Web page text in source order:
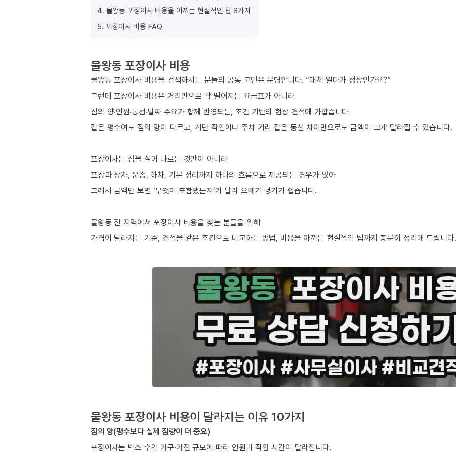
4. 물왕동 포장이사 비용을 아끼는 현실적인 팁 8가지
5. 포장이사 비용 FAQ
물왕동 포장이사 비용
물왕동 포장이사 비용을 검색하시는 분들의 공통 고민은 분명합니다. “대체 얼마가 정상인가요?”
그런데 포장이사 비용은 거리만으로 딱 떨어지는 요금표가 아니라
짐의 양·인원·동선·날짜 수요가 함께 반영되는, 조건 기반의 현장 견적에 가깝습니다.
같은 평수여도 짐의 양이 다르고, 계단 작업이나 주차 거리 같은 동선 차이만으로도 금액이 크게 달라질 수 있습니다.
포장이사는 짐을 실어 나르는 것만이 아니라
포장과 상차, 운송, 하차, 기본 정리까지 하나의 흐름으로 제공되는 경우가 많아
그래서 금액만 보면 ‘무엇이 포함됐는지’가 달라 오해가 생기기 쉽습니다.
물왕동 전 지역에서 포장이사 비용을 찾는 분들을 위해
가격이 달라지는 기준, 견적을 같은 조건으로 비교하는 방법, 비용을 아끼는 현실적인 팁까지 충분히 정리해 드립니다.
물왕동 포장이사 비용이 달라지는 이유 10가지
짐의 양(평수보다 실제 짐량이 더 중요)
포장이사는 박스 수와 가구·가전 규모에 따라 인원과 작업 시간이 달라집니다.